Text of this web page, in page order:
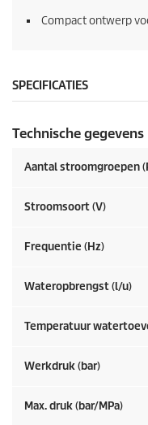
Compact ontwerp
SPECIFICATIES
Technische gegevens
Aantal stroomgroepen
Stroomsoort (V)
Frequentie (Hz)
Wateropbrengst (l/u)
Temperatuur
Werkdruk (bar)
Max. druk (bar/MPa)